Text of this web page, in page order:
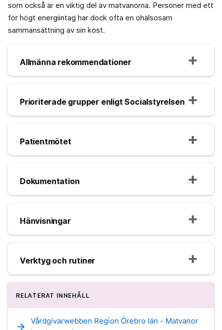
som också är en viktig del av matvanorna. Personer med ett
för högt energiintag har dock ofta en ohälsosam
sammansättning av sin kost.
Allmänna rekommendationer
Prioriterade grupper enligt Socialstyrelsen
Patientmötet
Dokumentation
Hänvisningar
Verktyg och rutiner
RELATERAT INNEHÅLL
arrow_forward
Vårdgivarwebben Region Örebro län - Matvanor